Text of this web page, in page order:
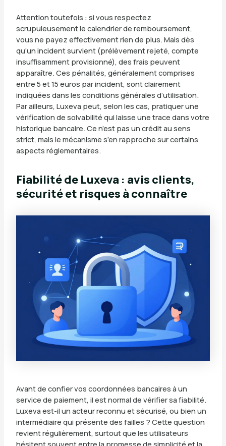
Attention toutefois : si vous respectez
scrupuleusement le calendrier de remboursement,
vous ne payez effectivement rien de plus. Mais dès
qu’un incident survient (prélèvement rejeté, compte
insuffisamment provisionné), des frais peuvent
apparaître. Ces pénalités, généralement comprises
entre 5 et 15 euros par incident, sont clairement
indiquées dans les conditions générales d’utilisation.
Par ailleurs, Luxeva peut, selon les cas, pratiquer une
vérification de solvabilité qui laisse une trace dans votre
historique bancaire. Ce n’est pas un crédit au sens
strict, mais le mécanisme s’en rapproche sur certains
aspects réglementaires.
Fiabilité de Luxeva : avis clients,
sécurité et risques à connaître
Avant de confier vos coordonnées bancaires à un
service de paiement, il est normal de vérifier sa fiabilité.
Luxeva est-il un acteur reconnu et sécurisé, ou bien un
intermédiaire qui présente des failles ? Cette question
revient régulièrement, surtout que les utilisateurs